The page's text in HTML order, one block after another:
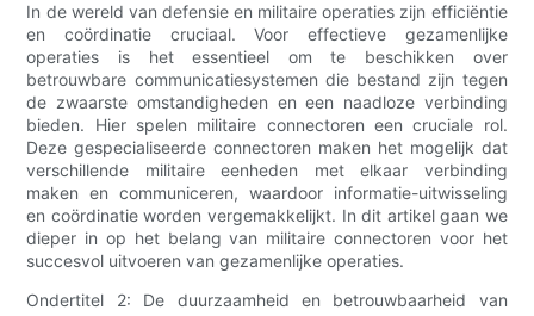
In de wereld van defensie en militaire operaties zijn efficiëntie
en coördinatie cruciaal. Voor effectieve gezamenlijke
operaties is het essentieel om te beschikken over
betrouwbare communicatiesystemen die bestand zijn tegen
de zwaarste omstandigheden en een naadloze verbinding
bieden. Hier spelen militaire connectoren een cruciale rol.
Deze gespecialiseerde connectoren maken het mogelijk dat
verschillende militaire eenheden met elkaar verbinding
maken en communiceren, waardoor informatie-uitwisseling
en coördinatie worden vergemakkelijkt. In dit artikel gaan we
dieper in op het belang van militaire connectoren voor het
succesvol uitvoeren van gezamenlijke operaties.
Ondertitel 2: De duurzaamheid en betrouwbaarheid van